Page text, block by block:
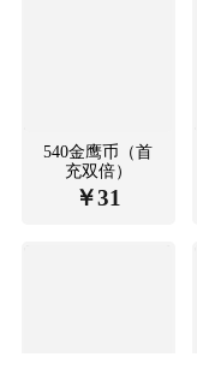
540金鹰币（首
充双倍）
￥31